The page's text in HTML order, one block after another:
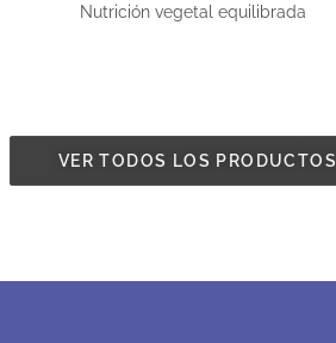
Nutrición vegetal equilibrada
VER TODOS LOS PRODUCTOS